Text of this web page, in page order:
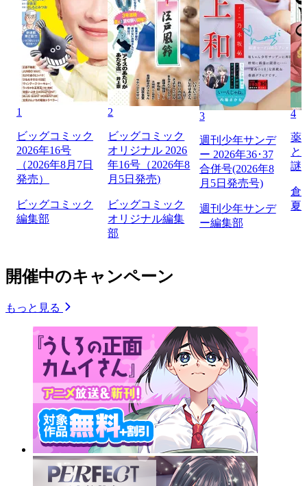
1
ビッグコミック
2026年16号
（2026年8月7日
発売）
ビッグコミック
編集部
2
ビッグコミック
オリジナル 2026
年16号（2026年8
月5日発売)
ビッグコミック
オリジナル編集
部
3
週刊少年サンデ
ー 2026年36･37
合併号(2026年8
月5日発売号)
週刊少年サンデ
ー編集部
4
薬
と
謎
倉
夏
開催中のキャンペーン
もっと見る